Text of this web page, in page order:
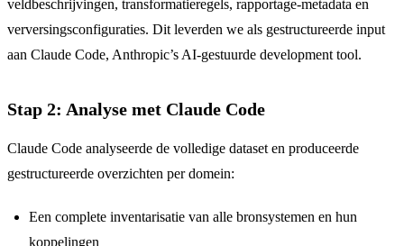
veldbeschrijvingen, transformatieregels, rapportage-metadata en
verversingsconfiguraties. Dit leverden we als gestructureerde input
aan Claude Code, Anthropic’s AI-gestuurde development tool.
Stap 2: Analyse met Claude Code
Claude Code analyseerde de volledige dataset en produceerde
gestructureerde overzichten per domein:
Een complete inventarisatie van alle bronsystemen en hun
koppelingen